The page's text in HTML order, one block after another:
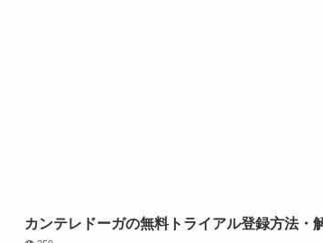
カンテレドーガの無料トライアル登録方法・